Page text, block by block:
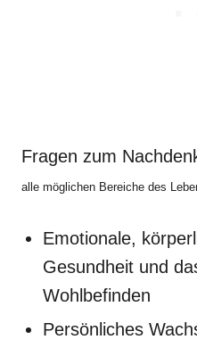
Fragen zum
alle möglichen Bereiche des
Emotionale,
Gesundheit und
Wohlbefinden
Persönliches